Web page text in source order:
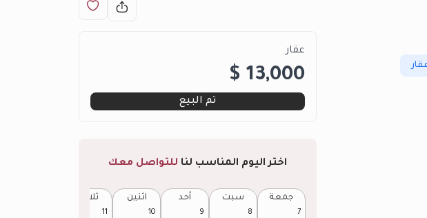
عقار
13,000 $
تم البيع
اختر اليوم المناسب لنا للتواصل معك
جمعة
7
سبت
8
أحد
9
اثنين
10
ثلاثاء
11